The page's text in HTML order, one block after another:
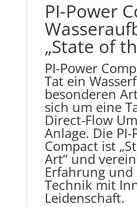
PI-Power
„State of
PI-Power
Tat ein
besonderen
sich um eine
Direct-Flow
Anlage. Die PI-
Compact ist
Art“ und
Erfahrung und
Technik mit
Leidenschaft.